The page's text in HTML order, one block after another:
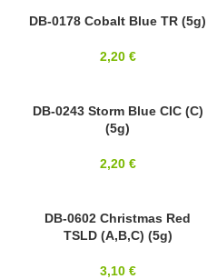
11/0
DB-0178 Cobalt Blue TR (5g)
2,20 €
11/0
DB-0243 Storm Blue CIC (C)
(5g)
2,20 €
DB-0602 Christmas Red
TSLD (A,B,C) (5g)
3,10 €